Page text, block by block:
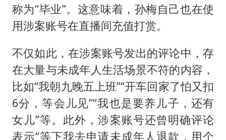
称为“毕业”。这意味着，孙梅自己也在使
用涉案账号在直播间充值打赏。
不仅如此，在涉案账号发出的评论中，存
在大量与未成年人生活场景不符的内容，
比如“我朝九晚五上班”“开车回家了怕又扣
6分，等会儿见”“我也是要养儿子，还有
女儿”等。此外，涉案账号还曾明确评论
表示“等下我去申请未成年人退款，用个